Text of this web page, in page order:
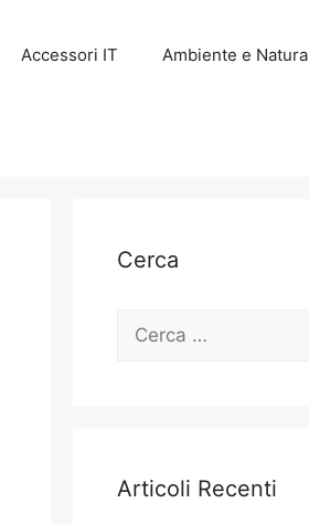
Accessori IT Ambiente e Natura
Cerca
Ricerca
Articoli Recenti